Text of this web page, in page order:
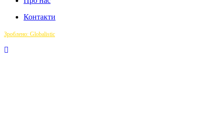
Контакти
Зроблено: Globalistic